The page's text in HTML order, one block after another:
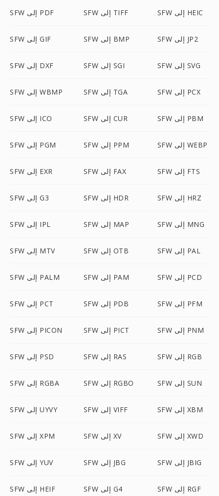
SFW إلى PDF SFW إلى TIFF SFW إلى HEIC
SFW إلى GIF SFW إلى BMP SFW إلى JP2
SFW إلى DXF SFW إلى SGI SFW إلى SVG
SFW إلى WBMP SFW إلى TGA SFW إلى PCX
SFW إلى ICO SFW إلى CUR SFW إلى PBM
SFW إلى PGM SFW إلى PPM SFW إلى WEBP
SFW إلى EXR SFW إلى FAX SFW إلى FTS
SFW إلى G3 SFW إلى HDR SFW إلى HRZ
SFW إلى IPL SFW إلى MAP SFW إلى MNG
SFW إلى MTV SFW إلى OTB SFW إلى PAL
SFW إلى PALM SFW إلى PAM SFW إلى PCD
SFW إلى PCT SFW إلى PDB SFW إلى PFM
SFW إلى PICON SFW إلى PICT SFW إلى PNM
SFW إلى PSD SFW إلى RAS SFW إلى RGB
SFW إلى RGBA SFW إلى RGBO SFW إلى SUN
SFW إلى UYVY SFW إلى VIFF SFW إلى XBM
SFW إلى XPM SFW إلى XV SFW إلى XWD
SFW إلى YUV SFW إلى JBG SFW إلى JBIG
SFW إلى HEIF SFW إلى G4 SFW إلى RGF